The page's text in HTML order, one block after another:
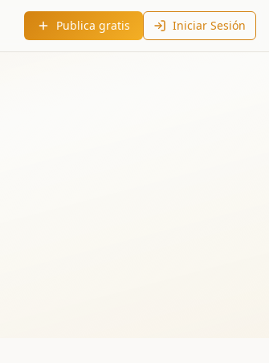
Publica gratis Iniciar Sesión